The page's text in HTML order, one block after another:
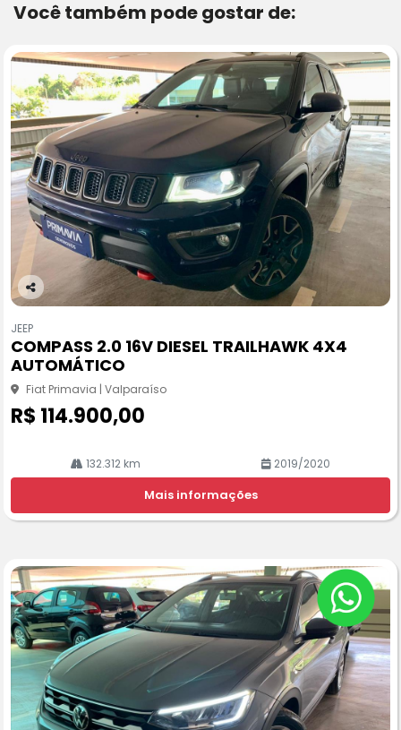
Você também pode gostar de:
Co
pa
rtil
he
JEEP
COMPASS 2.0 16V DIESEL TRAILHAWK 4X4
AUTOMÁTICO
Fiat Primavia | Valparaíso
R$ 114.900,00
132.312 km 2019/2020
Mais informações